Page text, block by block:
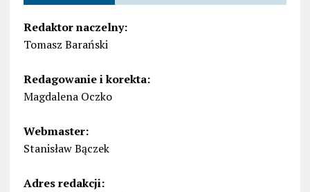
Redaktor naczelny:
Tomasz Barański
Redagowanie i korekta:
Magdalena Oczko
Webmaster:
Stanisław Bączek
Adres redakcji: